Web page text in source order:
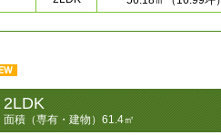
2LDK
面積（専有・建物）61.4㎡